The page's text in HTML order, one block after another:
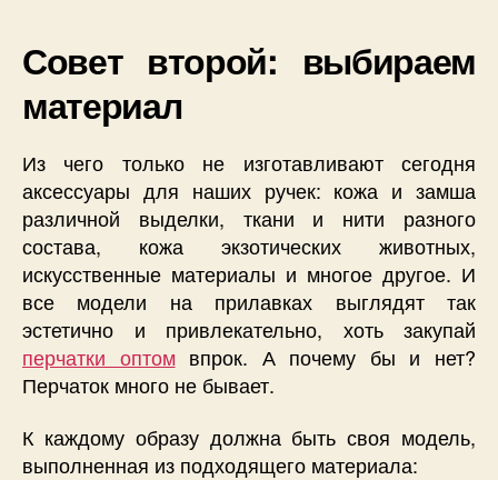
Совет второй: выбираем
материал
Из чего только не изготавливают сегодня
аксессуары для наших ручек: кожа и замша
различной выделки, ткани и нити разного
состава, кожа экзотических животных,
искусственные материалы и многое другое. И
все модели на прилавках выглядят так
эстетично и привлекательно, хоть закупай
перчатки оптомвпрок. А почему бы и нет?
Перчаток много не бывает.
К каждому образу должна быть своя модель,
выполненная из подходящего материала: